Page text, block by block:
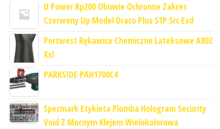
U Power Rp200 Obuwie Ochronne Zakres
Czerwony Up Model Draco Plus S1P Src Esd
Portwest Rękawice Chemiczne Lateksowe A802
Xxl
PARKSIDE PAH1700C4
Specmark Etykieta Plomba Hologram Security
Void Z Mocnym Klejem Wielokolorowa